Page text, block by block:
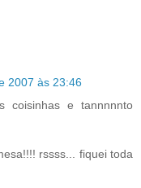
2007 às 23:46
coisinhas e tannnnnto
rssss... fiquei toda